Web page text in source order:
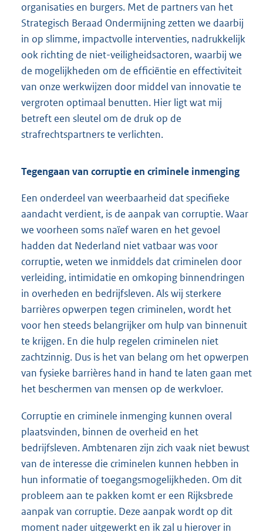
organisaties en burgers. Met de partners van het
Strategisch Beraad Ondermijning zetten we daarbij
in op slimme, impactvolle interventies, nadrukkelijk
ook richting de niet-veiligheidsactoren, waarbij we
de mogelijkheden om de efficiëntie en effectiviteit
van onze werkwijzen door middel van innovatie te
vergroten optimaal benutten. Hier ligt wat mij
betreft een sleutel om de druk op de
strafrechtspartners te verlichten.
Tegengaan van corruptie en criminele inmenging
Een onderdeel van weerbaarheid dat specifieke
aandacht verdient, is de aanpak van corruptie. Waar
we voorheen soms naïef waren en het gevoel
hadden dat Nederland niet vatbaar was voor
corruptie, weten we inmiddels dat criminelen door
verleiding, intimidatie en omkoping binnendringen
in overheden en bedrijfsleven. Als wij sterkere
barrières opwerpen tegen criminelen, wordt het
voor hen steeds belangrijker om hulp van binnenuit
te krijgen. En die hulp regelen criminelen niet
zachtzinnig. Dus is het van belang om het opwerpen
van fysieke barrières hand in hand te laten gaan met
het beschermen van mensen op de werkvloer.
Corruptie en criminele inmenging kunnen overal
plaatsvinden, binnen de overheid en het
bedrijfsleven. Ambtenaren zijn zich vaak niet bewust
van de interesse die criminelen kunnen hebben in
hun informatie of toegangsmogelijkheden. Om dit
probleem aan te pakken komt er een Rijksbrede
aanpak van corruptie. Deze aanpak wordt op dit
moment nader uitgewerkt en ik zal u hierover in